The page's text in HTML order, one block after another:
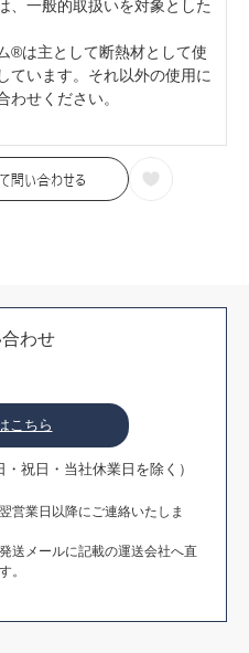
、一般的取扱いを対象とした
®は主として断熱材として使
ています。それ以外の使用に
わせください。
わせ
こちら
祝日・当社休業日を除く）
営業日以降にご連絡いたしま
送メールに記載の運送会社へ直
。